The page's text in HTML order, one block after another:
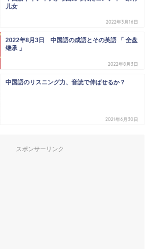
儿女
2022年3月16日
2022年8月3日 中国語の成語とその英語 「 全盘
继承 」
2022年8月3日
中国語のリスニング力、音読で伸ばせるか？
2021年6月30日
スポンサーリンク